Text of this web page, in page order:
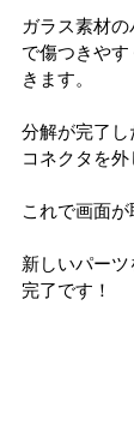
ガラス素材
で傷つきや
きます。
分解が完了し
コネクタを外
これで画面が
新しいパー
完了です！